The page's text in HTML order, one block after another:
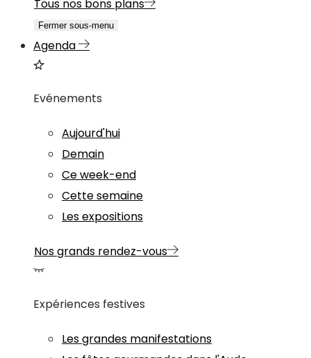
Tous nos bons plans
Fermer sous-menu
Agenda
Evénements
Aujourd'hui
Demain
Ce week-end
Cette semaine
Les expositions
Nos grands rendez-vous
Expériences festives
Les grandes manifestations